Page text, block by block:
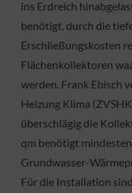
ins Erdreich
benötigt, durch die
Erschließungskosten
Flächenkollektoren
werden. Frank Ebisch
Heizung Klima
überschlägig die
qm benötigt
Grundwasser-
Für die Installation